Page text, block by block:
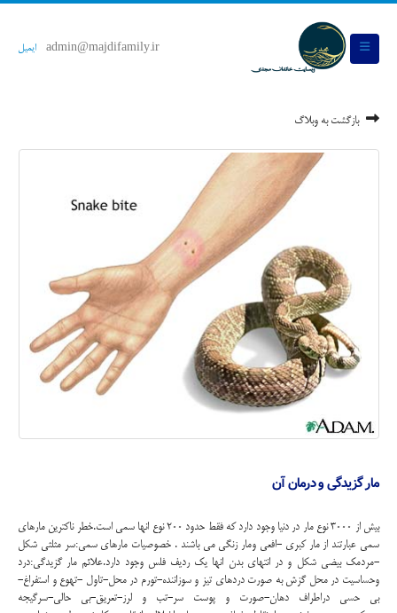
admin@majdifamily.ir ایمیل
بازگشت به وبلاگ
مار گزیدگی و درمان آن
بیش از 3000 نوع مار در دنیا وجود دارد که فقط حدود 200 نوع انها سمی است.خطر ناکترین مارهای
سمی عبارتند از مار کبری -افعی ومار زنگی می باشند . خصوصیات مارهای سمی:سر مثلثی شکل
-مردمک بیضی شکل و در انتهای بدن انها یک ردیف فلس وجود دارد.علائم مار گزیدگی:درد
وحساسیت در محل گزش به صورت دردهای تیز و سوزاننده-تورم در محل-تاول -تهوع و استفراغ-
بی حسی دراطراف دهان-صورت و پوست سر-تب و لرز-تعریق-بی حالی-سرگیجه